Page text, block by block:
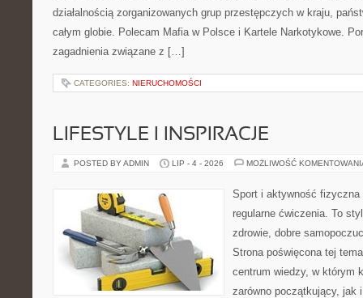
działalnością zorganizowanych grup przestępczych w kraju,
całym globie. Polecam Mafia w Polsce i Kartele Narkotykowe.
zagadnienia związane z […]
CATEGORIES: NIERUCHOMOŚCI
LIFESTYLE I INSPIRACJE
POSTED BY ADMIN LIP - 4 - 2026 MOŻLIWOŚĆ
Sport i aktywność
regularne ćwiczenia. To
zdrowie, dobre
Strona poświęcona tej
centrum wiedzy, w którym
zarówno początkujący, jak